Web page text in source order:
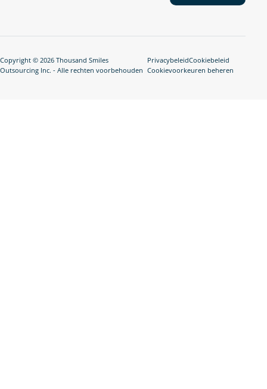
Copyright © 2026 Thousand Smiles
Outsourcing Inc. - Alle rechten voorbehouden
PrivacybeleidCookiebeleid
Cookievoorkeuren beheren